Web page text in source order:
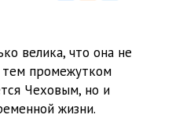
велика, что она не
тем промежутком
Чеховым, но и
жизни.